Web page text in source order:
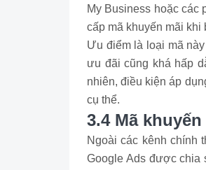
My Business hoặc các
cấp mã khuyến mãi khi
Ưu điểm là loại mã
ưu đãi cũng khá hấp
nhiên, điều kiện áp
cụ thể.
3.4 Mã
Ngoài các kênh chính
Google Ads được chia